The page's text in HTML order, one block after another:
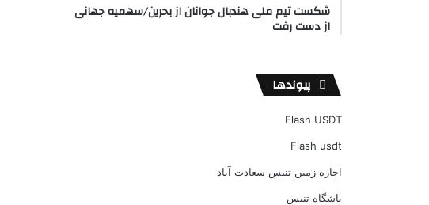
شکست تیم ملی هندبال جوانان از بحرین/سهمیه جهانی
از دست رفت
پیوندها
Flash USDT
Flash usdt
اجاره زمین تنیس سعادت آباد
باشگاه تنیس